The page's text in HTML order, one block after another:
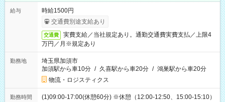
給与
時給1500円
交通費別途支給あり
交通費
実費支給／当社規定あり。通勤交通費実費支払／上限4
万円／月※規定あり
勤務地
埼玉県加須市
加須駅から車10分 / 久喜駅から車20分 / 鴻巣駅から車20分
物流・ロジスティクス
勤務時間 (1)09:00-17:00(休憩60分) ※休憩（12:00-12:50、15:00-15:10）